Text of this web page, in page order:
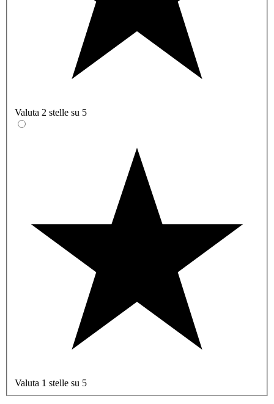
Valuta 2 stelle su 5
Valuta 1 stelle su 5